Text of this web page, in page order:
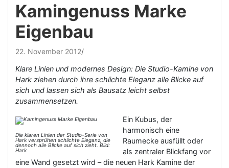
Kamingenuss Marke
Eigenbau
22. November 2012
Klare Linien und modernes Design: Die Studio-Kamine von
Hark ziehen durch ihre schlichte Eleganz alle Blicke auf
sich und lassen sich als Bausatz leicht selbst
zusammensetzen.
Die klaren Linien der Studio-Serie von
Hark versprühen schlichte Eleganz, die
dennoch alle Blicke auf sich zieht. Bild:
Hark
Ein Kubus, der
harmonisch eine
Raumecke ausfüllt oder
als zentraler Blickfang vor
eine Wand gesetzt wird – die neuen Hark Kamine der